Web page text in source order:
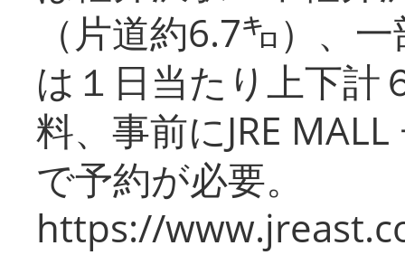
（片道約6.7㌔）、
は１日当たり上下計
料、事前にJRE
で予約が必要。
https://